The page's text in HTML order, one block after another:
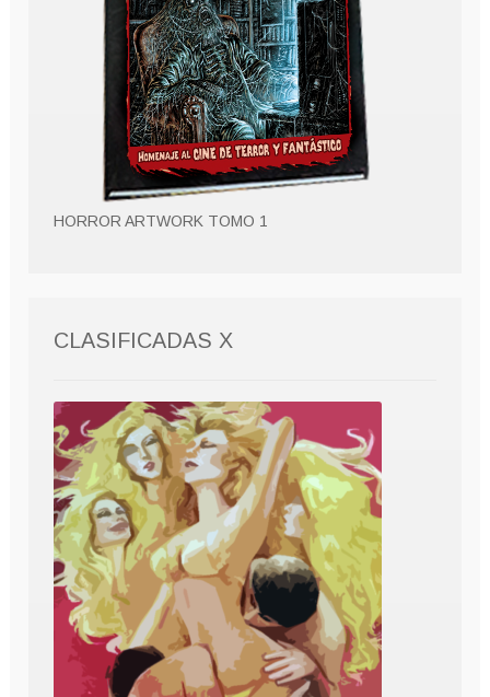
HORROR ARTWORK TOMO 1
CLASIFICADAS X